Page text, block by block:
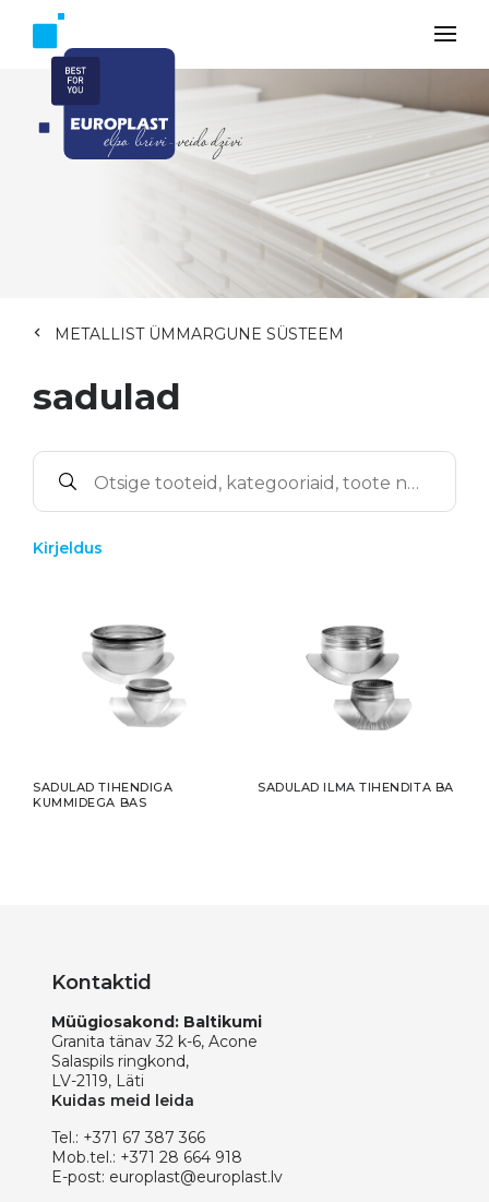
METALLIST ÜMMARGUNE SÜSTEEM
sadulad
Kirjeldus
SADULAD TIHENDIGA
KUMMIDEGA BAS
SADULAD ILMA TIHENDITA BA
Kontaktid
Müügiosakond: Baltikumi
Granita tänav 32 k-6, Acone
Salaspils ringkond,
LV-2119, Läti
Kuidas meid leida
Tel.: +371 67 387 366
Mob.tel.: +371 28 664 918
E-post: europlast@europlast.lv